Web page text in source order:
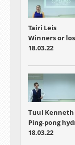
Tairi Leis
Winners or
18.03.22
Tuul Kenneth
Ping-pong
18.03.22